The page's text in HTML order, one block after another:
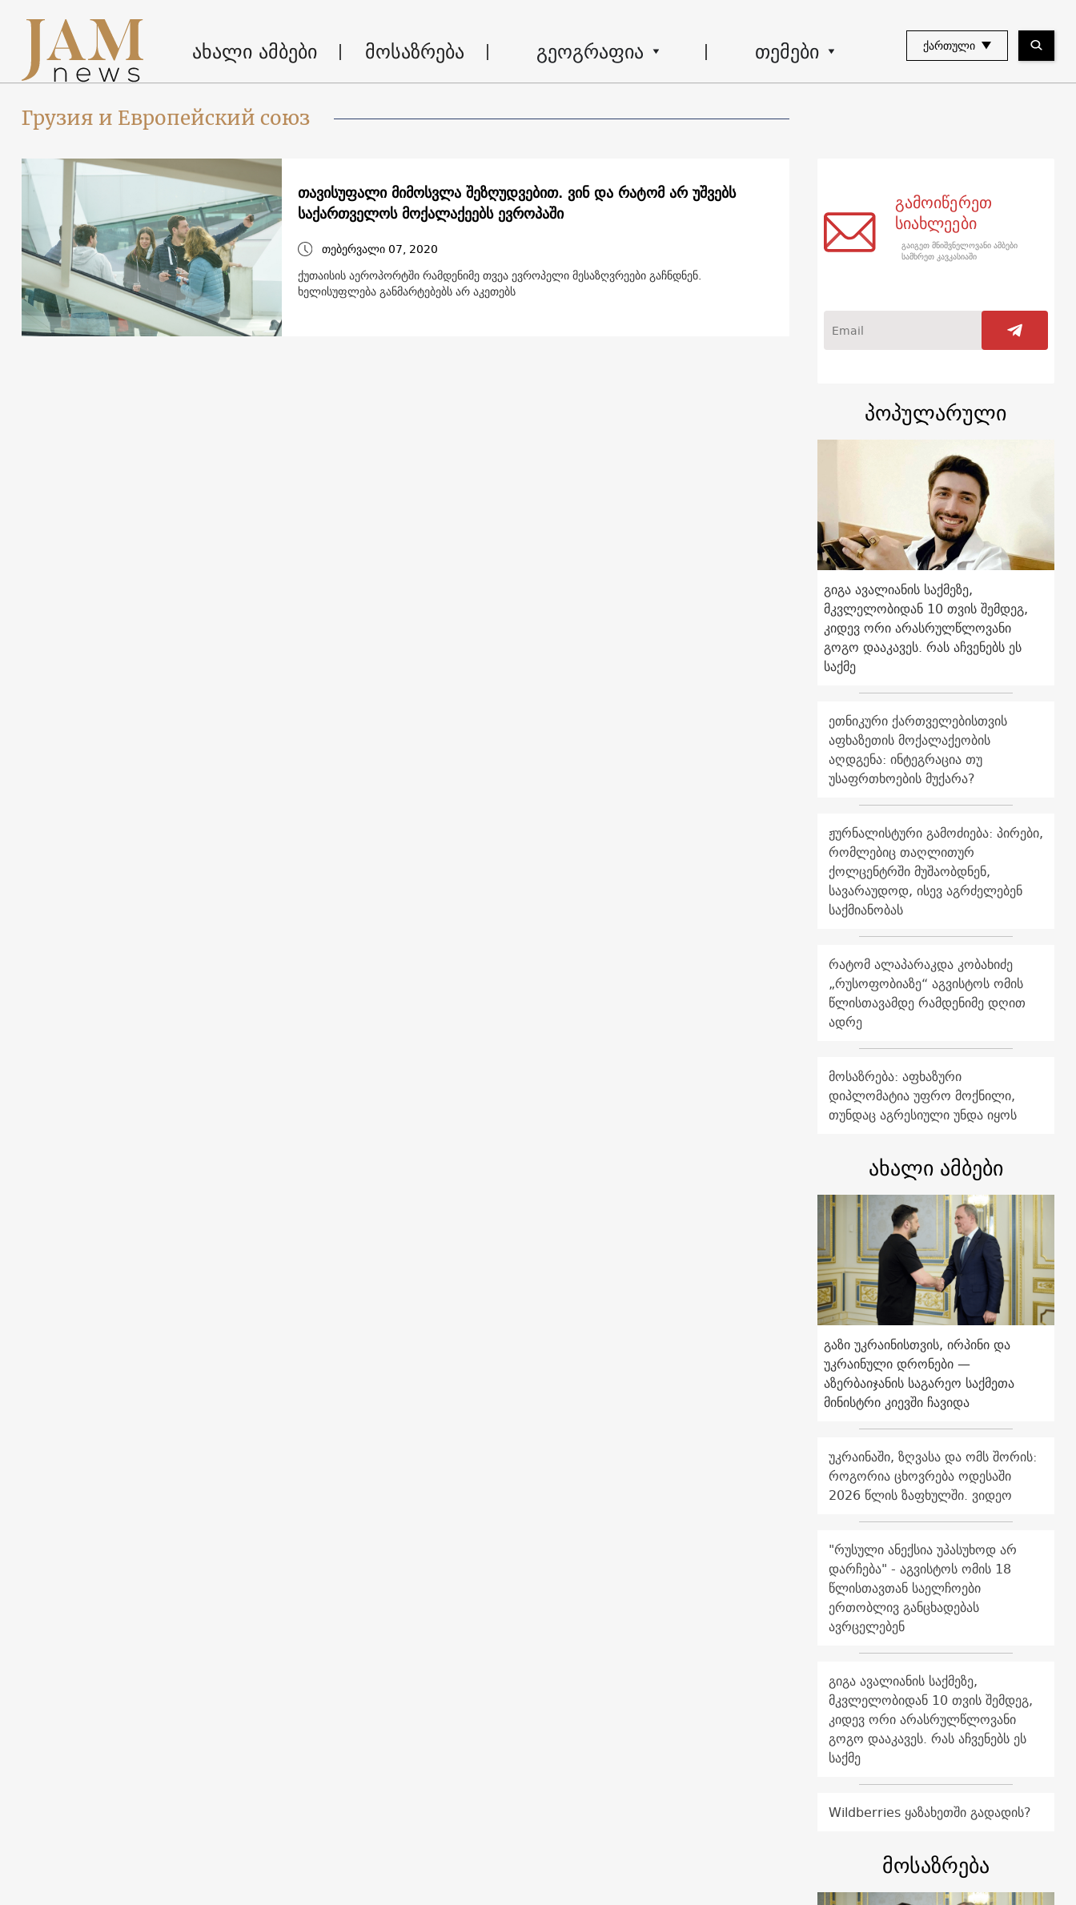
ახალი ამბები მოსაზრება გეოგრაფია თემები ᲥᲐᲠᲗᲣᲚᲘ
Грузия и Европейский союз
თავისუფალი მიმოსვლა შეზღუდვებით. ვინ და რატომ არ უშვებს
საქართველოს მოქალაქეებს ევროპაში
თებერვალი 07, 2020
ქუთაისის აეროპორტში რამდენიმე თვეა ევროპელი მესაზღვრეები გაჩნდნენ.
ხელისუფლება განმარტებებს არ აკეთებს
გამოიწერეთ
სიახლეები
გაიგეთ მნიშვნელოვანი ამბები
სამხრეთ კავკასიაში
პოპულარული
გიგა ავალიანის საქმეზე,
მკვლელობიდან 10 თვის შემდეგ,
კიდევ ორი არასრულწლოვანი
გოგო დააკავეს. რას აჩვენებს ეს
საქმე
ეთნიკური ქართველებისთვის
აფხაზეთის მოქალაქეობის
აღდგენა: ინტეგრაცია თუ
უსაფრთხოების მუქარა?
ჟურნალისტური გამოძიება: პირები,
რომლებიც თაღლითურ
ქოლცენტრში მუშაობდნენ,
სავარაუდოდ, ისევ აგრძელებენ
საქმიანობას
რატომ ალაპარაკდა კობახიძე
„რუსოფობიაზე“ აგვისტოს ომის
წლისთავამდე რამდენიმე დღით
ადრე
მოსაზრება: აფხაზური
დიპლომატია უფრო მოქნილი,
თუნდაც აგრესიული უნდა იყოს
ახალი ამბები
გაზი უკრაინისთვის, ირპინი და
უკრაინული დრონები —
აზერბაიჯანის საგარეო საქმეთა
მინისტრი კიევში ჩავიდა
უკრაინაში, ზღვასა და ომს შორის:
როგორია ცხოვრება ოდესაში
2026 წლის ზაფხულში. ვიდეო
"რუსული ანექსია უპასუხოდ არ
დარჩება" - აგვისტოს ომის 18
წლისთავთან საელჩოები
ერთობლივ განცხადებას
ავრცელებენ
გიგა ავალიანის საქმეზე,
მკვლელობიდან 10 თვის შემდეგ,
კიდევ ორი არასრულწლოვანი
გოგო დააკავეს. რას აჩვენებს ეს
საქმე
Wildberries ყაზახეთში გადადის?
მოსაზრება